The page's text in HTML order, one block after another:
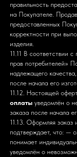
правильность
на Покупателе.
предоставленных
корректности при
изделия.
11.11 В соответствии
прав потребителей»
надлежащего
после начала его
11.12. Настоящей
оплаты уведомлён о
заказа после начала
11.13. Оформляя заказ
подтверждает, что: —
понимает
уведомлён о